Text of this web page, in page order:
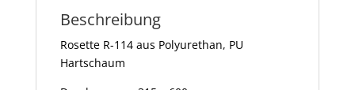
Beschreibung
Rosette R-114aus Polyurethan, PU
Hartschaum